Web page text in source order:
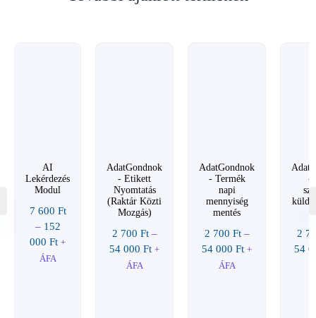
AI
Lekérdezés
Modul
7 600 Ft
– 152
000 Ft +
ÁFA
AdatGondnok
- Etikett
Nyomtatás
(Raktár Közti
Mozgás)
2 700 Ft –
54 000 Ft +
ÁFA
AdatGondnok
- Termék
napi
mennyiség
mentés
2 700 Ft –
54 000 Ft +
ÁFA
-
2
54